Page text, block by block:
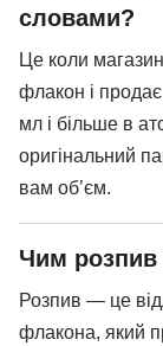
словами?
Це коли
флакон і
мл і більше в
оригінальний
вам об’єм.
Чим розпив
Розпив — це
флакона, який